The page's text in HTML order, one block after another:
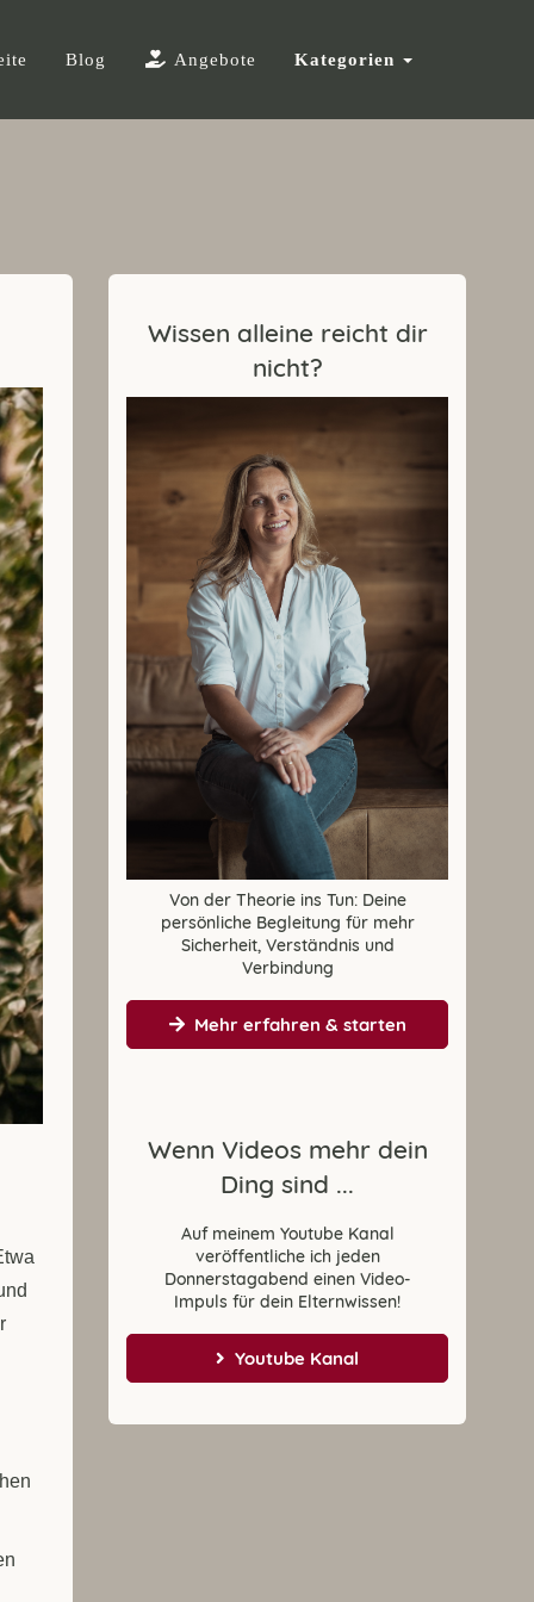
Blog Angebote Kategorien
Wissen alleine reicht dir
nicht?
Von der Theorie ins Tun: Deine
persönliche Begleitung für mehr
Sicherheit, Verständnis und
Verbindung
Mehr erfahren & starten
Wenn Videos mehr dein
Ding sind ...
Auf meinem Youtube Kanal
veröffentliche ich jeden
Donnerstagabend einen Video-
Impuls für dein Elternwissen!
Youtube Kanal